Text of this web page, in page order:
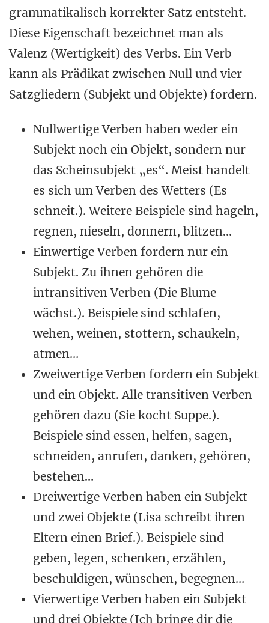
grammatikalisch korrekter Satz entsteht.
Diese Eigenschaft bezeichnet man als
Valenz (Wertigkeit) des Verbs. Ein Verb
kann als Prädikat zwischen Null und vier
Satzgliedern (Subjekt und Objekte) fordern.
Nullwertige Verben haben weder ein
Subjekt noch ein Objekt, sondern nur
das Scheinsubjekt „es“. Meist handelt
es sich um Verben des Wetters (Es
schneit.). Weitere Beispiele sind hageln,
regnen, nieseln, donnern, blitzen…
Einwertige Verben fordern nur ein
Subjekt. Zu ihnen gehören die
intransitiven Verben (Die Blume
wächst.). Beispiele sind schlafen,
wehen, weinen, stottern, schaukeln,
atmen…
Zweiwertige Verben fordern ein Subjekt
und ein Objekt. Alle transitiven Verben
gehören dazu (Sie kocht Suppe.).
Beispiele sind essen, helfen, sagen,
schneiden, anrufen, danken, gehören,
bestehen…
Dreiwertige Verben haben ein Subjekt
und zwei Objekte (Lisa schreibt ihren
Eltern einen Brief.). Beispiele sind
geben, legen, schenken, erzählen,
beschuldigen, wünschen, begegnen…
Vierwertige Verben haben ein Subjekt
und drei Objekte (Ich bringe dir die